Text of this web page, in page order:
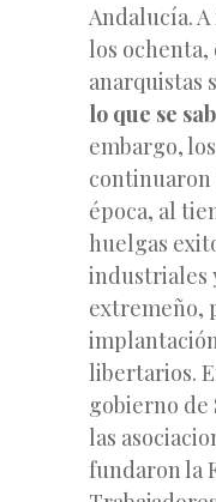
Andalucía.
los ochenta,
anarquistas
lo que se
embargo,
continuaron
época, al
huelgas
industriales
extremeño,
libertarios.
gobierno de
las
fundaron la